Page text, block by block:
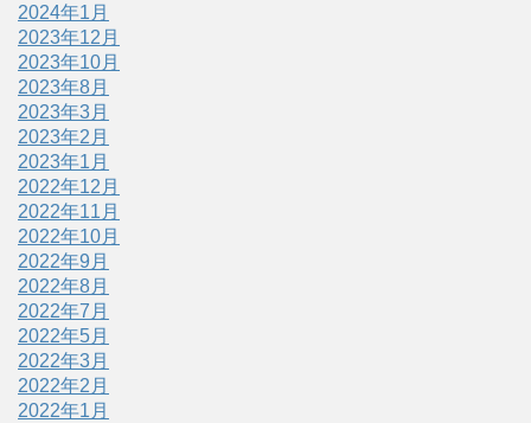
2024年1月
2023年12月
2023年10月
2023年8月
2023年3月
2023年2月
2023年1月
2022年12月
2022年11月
2022年10月
2022年9月
2022年8月
2022年7月
2022年5月
2022年3月
2022年2月
2022年1月